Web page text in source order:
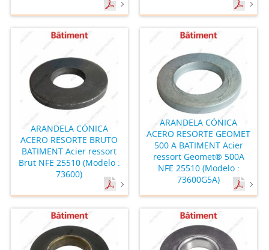
ARANDELA CÓNICA
ACERO RESORTE BRUTO
BATIMENT Acier ressort
Brut NFE 25510 (Modelo :
73600)
ARANDELA CÓNICA
ACERO RESORTE GEOMET
500 A BATIMENT Acier
ressort Geomet® 500A
NFE 25510 (Modelo :
73600G5A)